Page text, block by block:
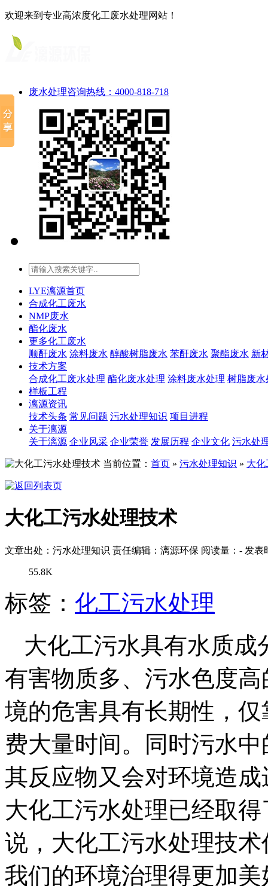
欢迎来到专业高浓度化工废水处理网站！
废水处理咨询热线：4000-818-718
LYE漓源首页
合成化工废水
NMP废水
酯化废水
更多化工废水
顺酐废水 涂料废水 醇酸树脂废水 苯酐废水 聚酯废水 新
技术方案
合成化工废水处理 酯化废水处理 涂料废水处理 树脂废水
样板工程
漓源资讯
技术头条 常见问题 污水处理知识 项目进程
关于漓源
关于漓源 企业风采 企业荣誉 发展历程 企业文化 污水处
当前位置： 首页 » 污水处理知识 » 大化
大化工污水处理技术
文章出处：污水处理知识 责任编辑：漓源环保 阅读量： - 发表
55.8K
标签： 化工污水处理
大化工污水具有水质
有害物质多、污水色度
境的危害具有长期性，
费大量时间。同时污水
其反应物又会对环境造
大化工污水处理已经取
说，大化工污水处理技
我们的环境治理得更加